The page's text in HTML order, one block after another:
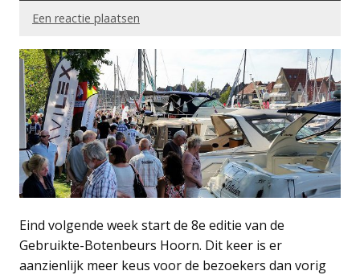
Een reactie plaatsen
Eind volgende week start de 8e editie van de
Gebruikte-Botenbeurs Hoorn. Dit keer is er
aanzienlijk meer keus voor de bezoekers dan vorig